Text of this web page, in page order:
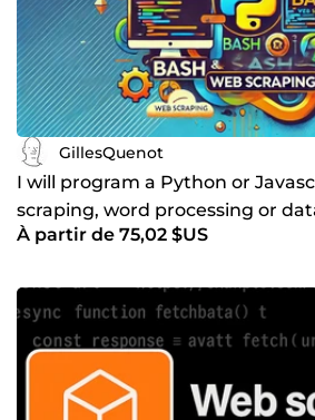
GillesQuenot
I will program a Python or
scraping, word processing or
À partir de 75,02 $US